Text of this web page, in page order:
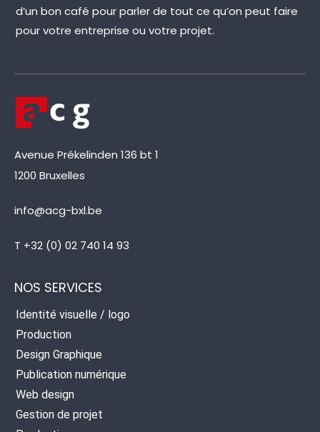
d’un bon café pour parler de tout ce qu’on peut faire
pour votre entreprise ou votre projet.
Avenue Prékelinden 136 bt 1
1200 Bruxelles
info@acg-bxl.be
T +32 (0) 02 740 14 93
NOS SERVICES
Identité visuelle / logo
Production
Design Graphique
Publication numérique
Web design
Gestion de projet